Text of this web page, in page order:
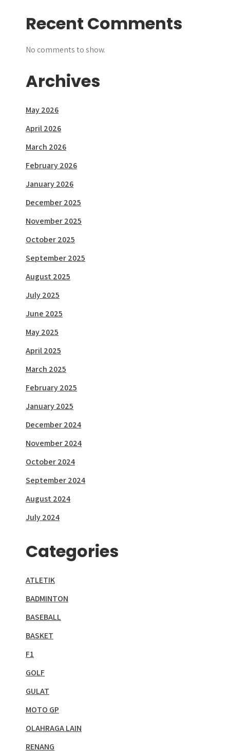
Recent Comments
No comments to show.
Archives
May 2026
April 2026
March 2026
February 2026
January 2026
December 2025
November 2025
October 2025
September 2025
August 2025
July 2025
June 2025
May 2025
April 2025
March 2025
February 2025
January 2025
December 2024
November 2024
October 2024
September 2024
August 2024
July 2024
Categories
ATLETIK
BADMINTON
BASEBALL
BASKET
F1
GOLF
GULAT
MOTO GP
OLAHRAGA LAIN
RENANG